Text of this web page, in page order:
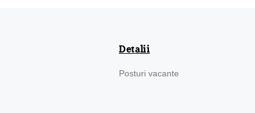
Detalii
Posturi vacante